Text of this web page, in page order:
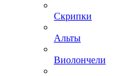
Скрипки
Альты
Виолончели